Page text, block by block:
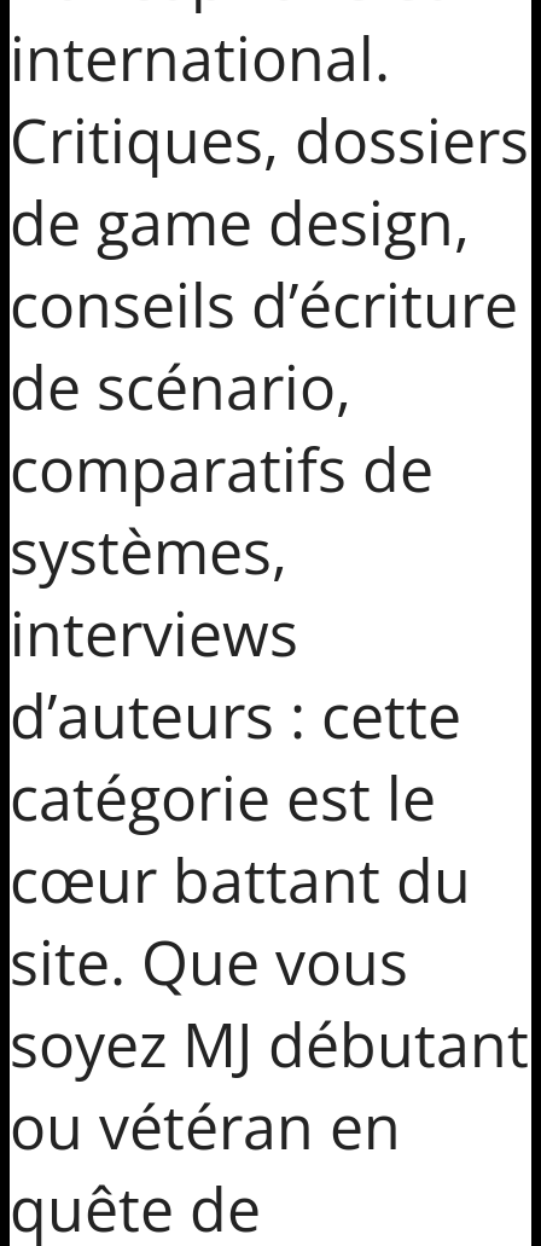
international.
Critiques, dossiers
de game design,
conseils d’écriture
de scénario,
comparatifs de
systèmes,
interviews
d’auteurs : cette
catégorie est le
cœur battant du
site. Que vous
soyez MJ débutant
ou vétéran en
quête de